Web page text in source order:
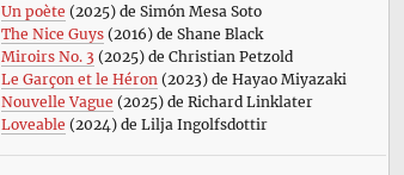
Un poète (2025) de Simón Mesa Soto
The Nice Guys(2016) de Shane Black
Miroirs No. 3 (2025) de Christian Petzold
Le Garçon et le Héron(2023) de Hayao Miyazaki
Nouvelle Vague (2025) de Richard Linklater
Loveable (2024) de Lilja Ingolfsdottir